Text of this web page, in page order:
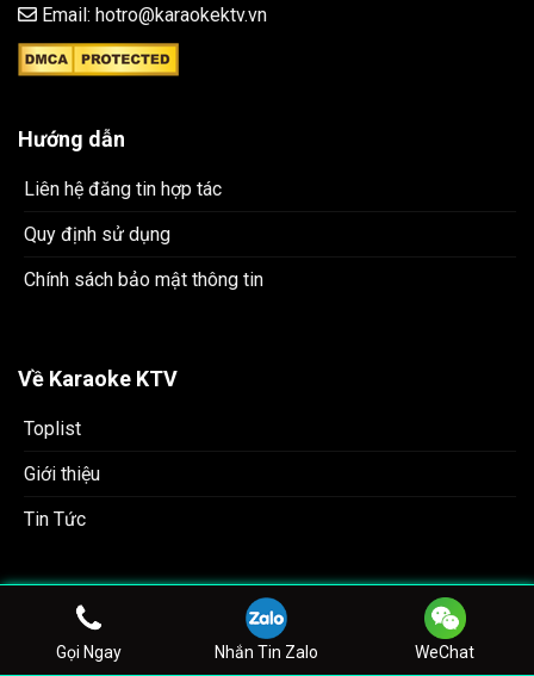
Gọi Ngay Nhắn Tin Zalo WeChat
Email: hotro@karaokektv.vn
Hướng dẫn
Liên hệ đăng tin hợp tác
Quy định sử dụng
Chính sách bảo mật thông tin
Về Karaoke KTV
Toplist
Giới thiệu
Tin Tức
Hỗ trợ khách hàng
Chăm sóc KH